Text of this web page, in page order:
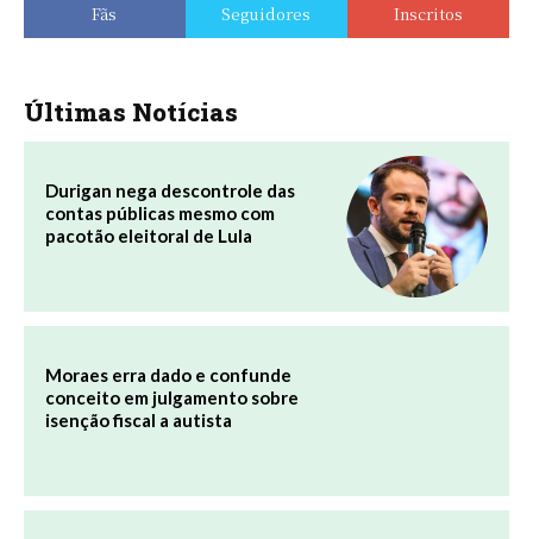
Fãs Seguidores Inscritos
Últimas Notícias
Durigan nega descontrole das
contas públicas mesmo com
pacotão eleitoral de Lula
Moraes erra dado e confunde
conceito em julgamento sobre
isenção fiscal a autista